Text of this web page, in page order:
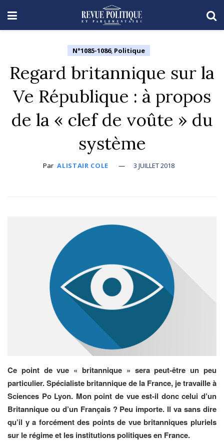
N°1085-1086, Politique
Regard britannique sur la
Ve République : à propos
de la « clef de voûte » du
système
Par ALISTAIR COLE 3 JUILLET 2018
Ce point de vue « britannique » sera peut-être un peu
particulier. Spécialiste britannique de la France, je travaille à
Sciences Po Lyon. Mon point de vue est-il donc celui d’un
Britannique ou d’un Français ? Peu importe. Il va sans dire
qu’il y a forcément des points de vue britanniques pluriels
sur le régime et les institutions politiques en France.